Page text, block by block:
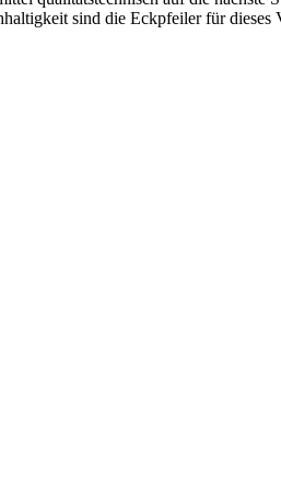
sind die Eckpfeiler für dieses